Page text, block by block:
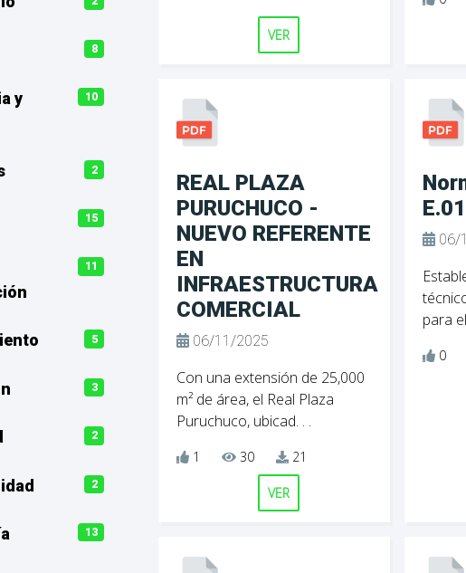
8
y
10
2
15
11
5
3
2
2
13
VER
REAL PLAZA
PURUCHUCO -
NUEVO REFERENTE
EN
INFRAESTRUCTURA
COMERCIAL
06/11/2025
Con una extensión de 25,000
m² de área, el Real Plaza
Puruchuco, ubicad. . .
1 30 21
VER
06/
para
0